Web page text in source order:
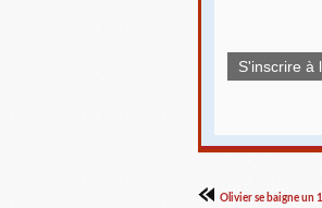
S'inscrire à
Olivier se baigne un